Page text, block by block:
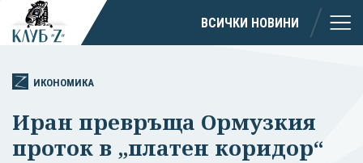
ВСИЧКИ НОВИНИ
ИКОНОМИКА
Иран превръща Ормузкия
проток в „платен коридор“